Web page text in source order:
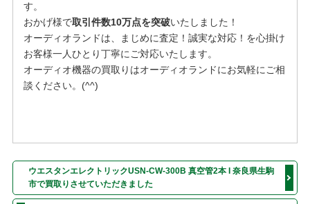
す。
おかげ様で取引件数10万点を突破いたしました！
オーディオランドは、まじめに査定！誠実な対応！を⼼掛け
お客様⼀⼈ひとり丁寧にご対応いたします。
オーディオ機器の買取りはオーディオランドにお気軽にご相
談ください。(^^)
ウエスタンエレクトリックUSN-CW-300B 真空管2本 I 奈良県生駒
市で買取りさせていただきました